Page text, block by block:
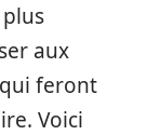
aux
feront
Voici